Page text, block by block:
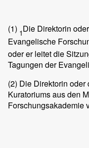
(1) 1Die Direktorin
Evangelische
oder er leitet die
Tagungen der
(2) Die Direktorin oder
Kuratoriums aus den
Forschungsakademie